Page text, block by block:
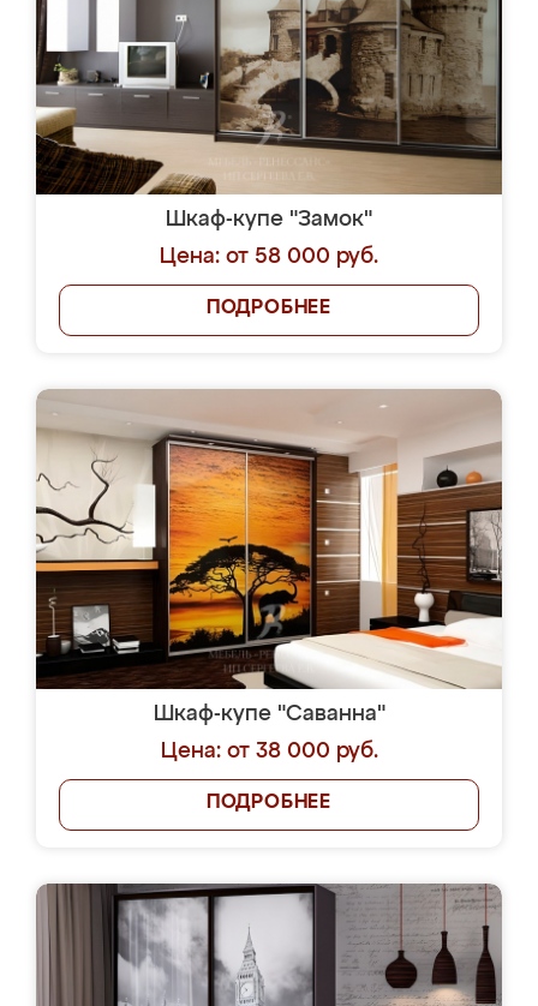
Шкаф-купе "Замок"
Цена: от 58 000 руб.
ПОДРОБНЕЕ
Шкаф-купе "Саванна"
Цена: от 38 000 руб.
ПОДРОБНЕЕ